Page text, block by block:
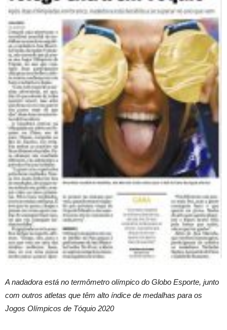
A nadadora está no termômetro olímpico do Globo Esporte, junto
com outros atletas que têm alto índice de medalhas para os
Jogos Olímpicos de Tóquio 2020